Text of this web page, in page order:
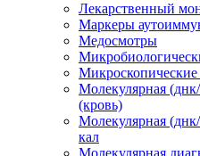
Лекарственный
Маркеры
Медосмотры
Микроскопические
Молекулярная
(кровь)
Молекулярная
кал
Молекулярная